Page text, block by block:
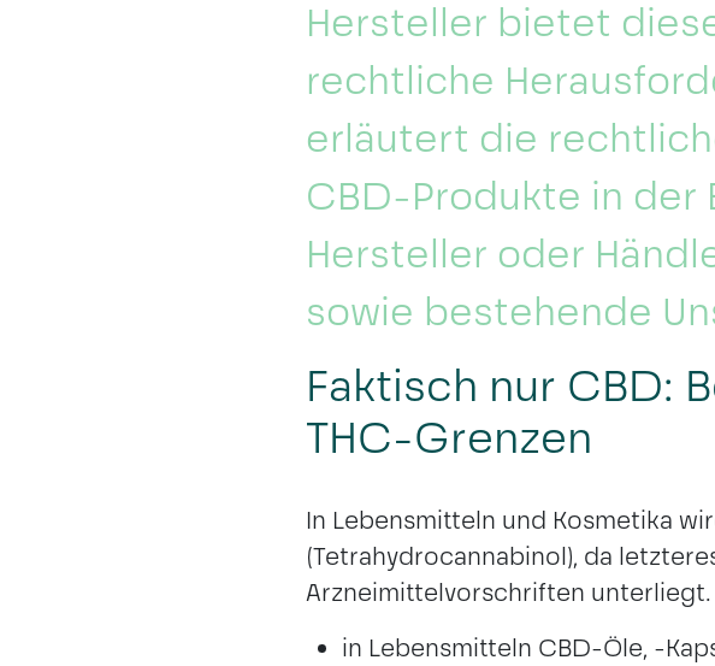
Hersteller bietet
rechtliche
erläutert die
CBD-Produkte in der
Hersteller oder
sowie bestehende
Faktisch nur CBD:
THC-Grenzen
In Lebensmitteln und Kosmetika
(Tetrahydrocannabinol), da
Arzneimittelvorschriften
in Lebensmitteln CBD-Öle, -